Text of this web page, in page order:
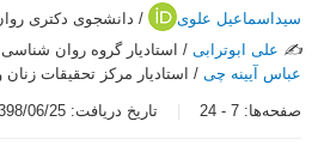
سیداسماعیل علوی
/ دانشجوی دکتری
✍️ علی ابوترابی/ استادیار گروه روان
عباس آیینه چی/ استادیار مرکز تحقیقات زنان
صفحه‌ها: 7
-
24 تاریخ دریافت: 1398/06/25